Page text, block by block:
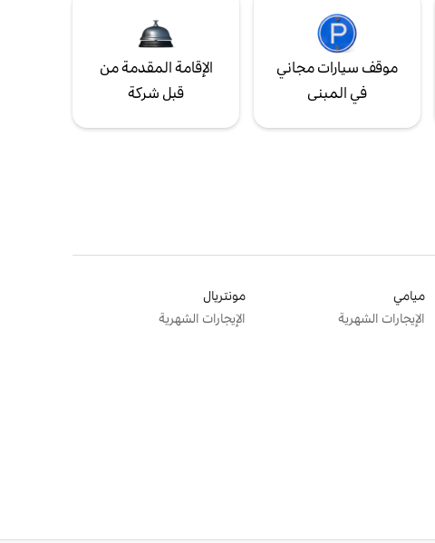
موقف سيارات مجاني
في المبنى
الإقامة المقدمة من
قبل شركة
ميامي
الإيجارات الشهرية
مونتريال
الإيجارات الشهرية